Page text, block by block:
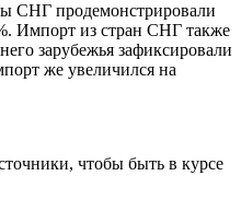
СНГ продемонстрировали
Импорт из стран СНГ также
зарубежья зафиксировали
же увеличился на
чтобы быть в курсе